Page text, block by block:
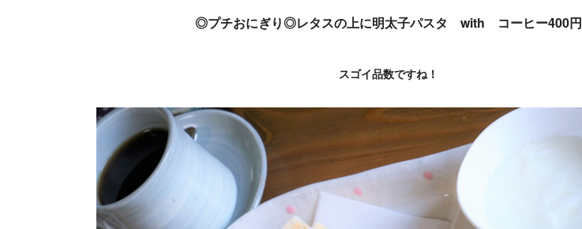
◎プチおにぎり◎レタスの上に明太子パスタ with コーヒー400円
スゴイ品数ですね！